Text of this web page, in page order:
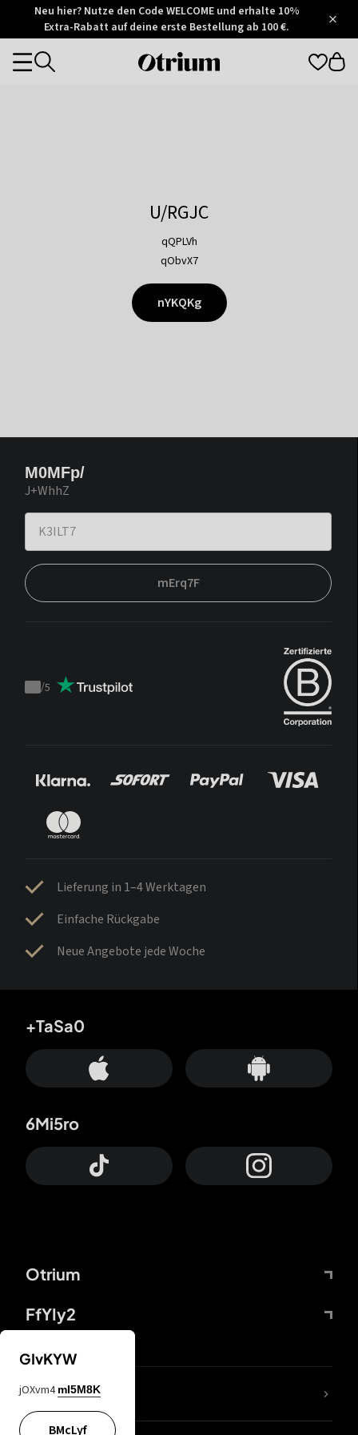
Otrium
Trustpilot
Neu hier? Nutze den Code WELCOME und erhalte 10%
Extra-Rabatt auf deine erste Bestellung ab 100 €.
Otrium
Categories
U/RGJC
qQPLVh
qObvX7
nYKQKg
M0MFp/
J+WhhZ
mErq7F
Trustpilot
/5
Lieferung in 1–4 Werktagen
Einfache Rückgabe
Neue Angebote jede Woche
Otrium
FfYIy2
+TaSa0
6Mi5ro
DDcvSo
GIvKYW
jOXvm4 mI5M8K
BMcLyf